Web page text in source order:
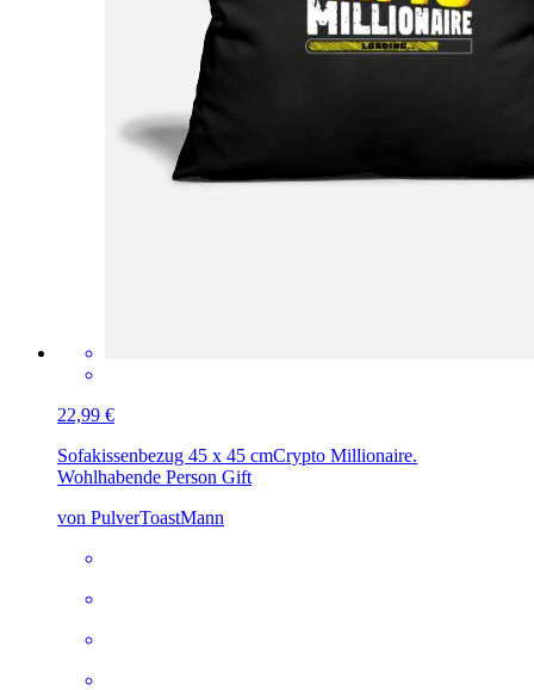
22,99 €
Sofakissenbezug 45 x 45 cmCrypto Millionaire.
Wohlhabende Person Gift
von PulverToastMann